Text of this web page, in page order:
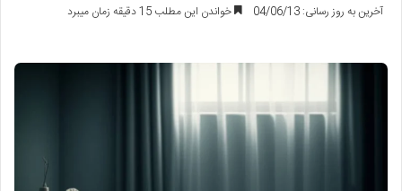
آخرین به روز رسانی: 04/06/13 خواندن این مطلب 15 دقیقه زمان میبرد